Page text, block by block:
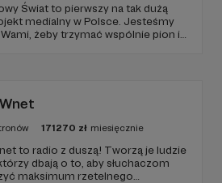
Świat to pierwszy na tak dużą
medialny w Polsce. Jesteśmy
żeby trzymać wspólnie pion i
171270 zł miesięcznie
to radio z duszą! Tworzą je ludzie
dbają o to, aby słuchaczom
maksimum rzetelnego